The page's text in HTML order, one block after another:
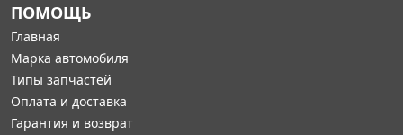
ПОМОЩЬ
Главная
Марка автомобиля
Типы запчастей
Оплата и доставка
Гарантия и возврат